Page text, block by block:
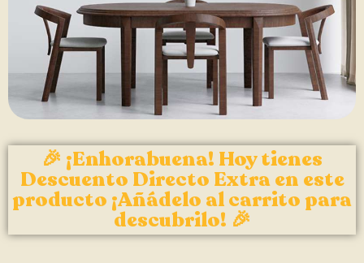
🎉 ¡Enhorabuena! Hoy tienes
Descuento Directo Extra en este
producto ¡Añádelo al carrito para
descubrilo! 🎉